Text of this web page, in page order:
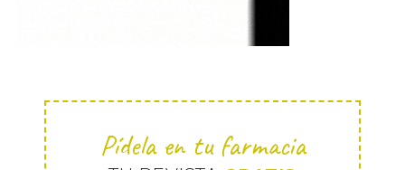
Pídela en tu farmacia